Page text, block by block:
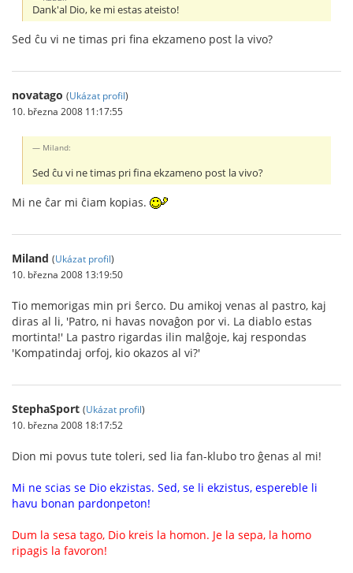
Dank'al Dio, ke mi estas ateisto!
Sed ĉu vi ne timas pri fina ekzameno post la vivo?
novatago (Ukázat profil)
10. března 2008 11:17:55
Miland:
Sed ĉu vi ne timas pri fina ekzameno post la vivo?
Mi ne ĉar mi ĉiam kopias.
Miland (Ukázat profil)
10. března 2008 13:19:50
Tio memorigas min pri ŝerco. Du amikoj venas al pastro, kaj
diras al li, 'Patro, ni havas novaĝon por vi. La diablo estas
mortinta!' La pastro rigardas ilin malĝoje, kaj respondas
'Kompatindaj orfoj, kio okazos al vi?'
StephaSport (Ukázat profil)
10. března 2008 18:17:52
Dion mi povus tute toleri, sed lia fan-klubo tro ĝenas al mi!
Mi ne scias se Dio ekzistas. Sed, se li ekzistus, espereble li
havu bonan pardonpeton!
Dum la sesa tago, Dio kreis la homon. Je la sepa, la homo
ripagis la favoron!